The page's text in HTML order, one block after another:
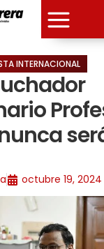
INTERNACIONAL
octubre 19, 2024